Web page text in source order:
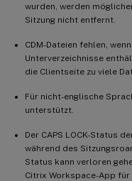
wurden, werden
Sitzung nicht entfernt.
CDM-Dateien fehlen,
Unterverzeichnisse
die Clientseite zu viele
Für nicht-englische
unterstützt.
Der CAPS LOCK-Status
während des
Status kann verloren
Citrix Workspace-App